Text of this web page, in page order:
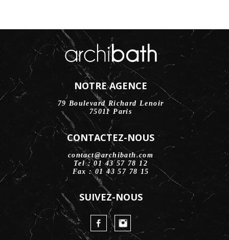
NOTRE AGENCE
79 Boulevard Richard Lenoir
75011 Paris
CONTACTEZ-NOUS
contact@archibath.com
Tel : 01 43 57 78 12
Fax : 01 43 57 78 15
SUIVEZ-NOUS